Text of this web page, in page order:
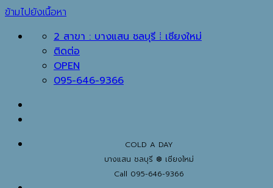
ข้ามไปยังเนื้อหา
2 สาขา : บางแสน ชลบุรี ⁞ เชียงใหม่
ติดต่อ
OPEN
095-646-9366
COLD A DAY
บางแสน ชลบุรี ❆ เชียงใหม่
Call 095-646-9366